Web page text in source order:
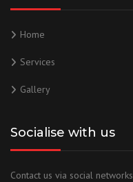
Home
Services
Gallery
Socialise with us
Contact us via social networks